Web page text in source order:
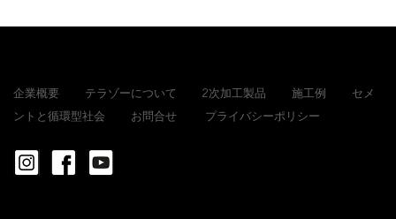
企業概要 テラゾーについて 2次加工製品 施工例
セメ
ントと循環型社会
お問合せ プライバシーポリシー